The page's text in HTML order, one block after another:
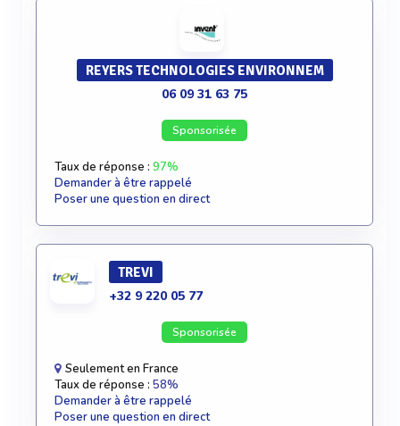
REYERS TECHNOLOGIES ENVIRONNEM
06 09 31 63 75
Sponsorisée
Taux de réponse : 97%
Demander à être rappelé
Poser une question en direct
TREVI
+32 9 220 05 77
Sponsorisée
Seulement en France
Taux de réponse : 58%
Demander à être rappelé
Poser une question en direct